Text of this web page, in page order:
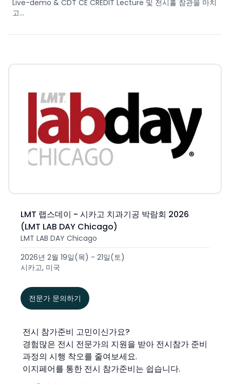
Live-demo & CDT CE CREDIT Lecture 및 전시홀 참관을 마치
고...
LMT 랩스데이 - 시카고 치과기공 박람회 2026
(LMT LAB DAY Chicago)
LMT LAB DAY Chicago
2026년 2월 19일(목) - 21일(토)
시카고, 미국
전문가 문의하기
전시 참가준비 고민이신가요?
경험많은 전시 전문가의 지원을 받아 전시참가 준비
과정의 시행 착오를 줄여보세요.
이지페어를 통한 전시 참가준비는 쉽습니다.